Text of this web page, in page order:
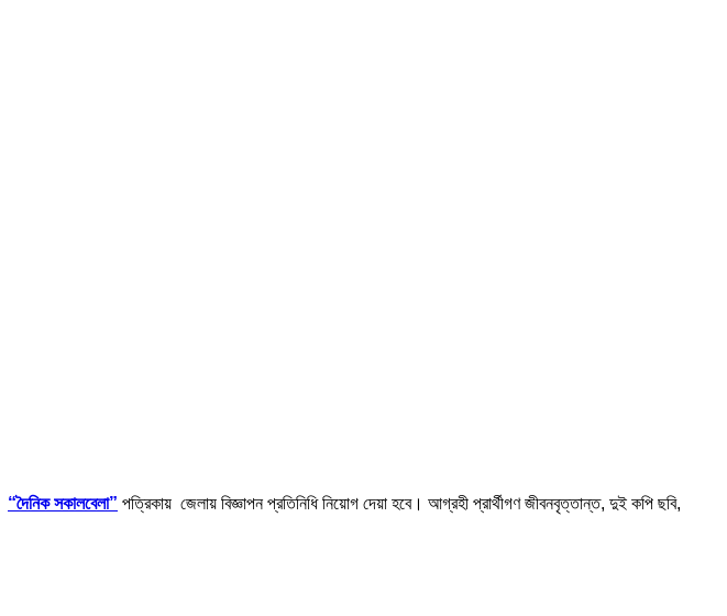
“দৈনিক সকালবেলা” পত্রিকায় জেলায় বিজ্ঞাপন প্রতিনিধি নিয়োগ দেয়া হবে। আগ্রহী প্রার্থীগণ জীবনবৃত্তান্ত, দুই কপি ছবি,